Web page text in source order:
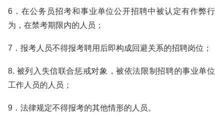
6．在公务员招考和事业单位公开招聘中被认定有作弊行
为，在禁考期限内的人员；
7．报考人员不得报考聘用后即构成回避关系的招聘岗位；
8. 被列入失信联合惩戒对象，被依法限制招聘的事业单位
工作人员的人员；
9．法律规定不得报考的其他情形的人员。